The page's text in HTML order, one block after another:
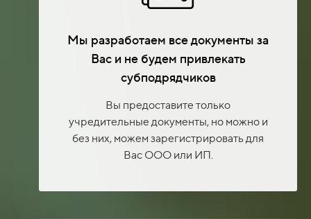
Мы разработаем все документы за
Вас и не будем привлекать
субподрядчиков
Вы предоставите только
учредительные документы, но можно и
без них, можем зарегистрировать для
Вас ООО или ИП.